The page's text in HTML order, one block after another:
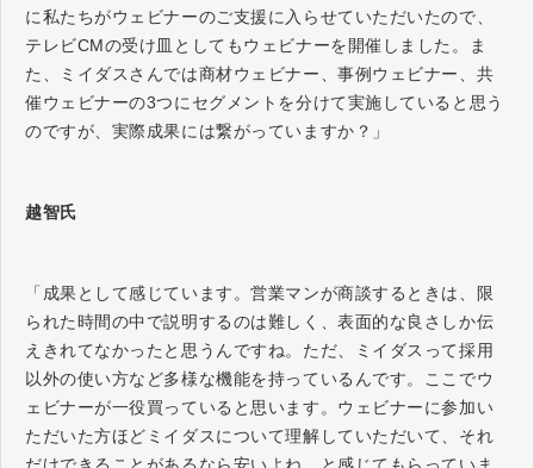
に私たちがウェビナーのご支援に入らせていただいたので、
テレビCMの受け皿としてもウェビナーを開催しました。ま
た、ミイダスさんでは商材ウェビナー、事例ウェビナー、共
催ウェビナーの3つにセグメントを分けて実施していると思う
のですが、実際成果には繋がっていますか？」
越智氏
「成果として感じています。営業マンが商談するときは、限
られた時間の中で説明するのは難しく、表面的な良さしか伝
えきれてなかったと思うんですね。ただ、ミイダスって採用
以外の使い方など多様な機能を持っているんです。ここでウ
ェビナーが一役買っていると思います。ウェビナーに参加い
ただいた方ほどミイダスについて理解していただいて、それ